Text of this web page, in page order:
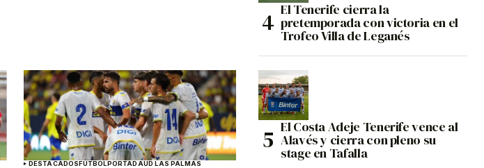
DESTACADOSFÚTBOLPORTADAUD LAS PALMAS
El Tenerife cierra la
pretemporada con victoria en el
Trofeo Villa de Leganés
El Costa Adeje Tenerife vence al
Alavés y cierra con pleno su
stage en Tafalla